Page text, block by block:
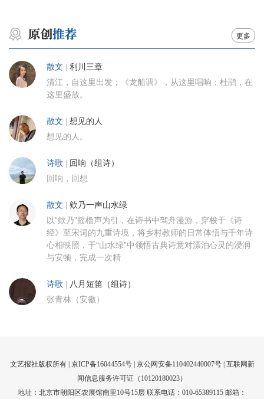
更多
散文 利川三章
清江，自这里出发；《龙船调》，从这里唱响；杜鹃，在
这里盛放。
散文 想见的人
想见的人。
诗歌 回响（组诗）
回响，回想
散文 欸乃一声山水绿
以“欸乃”摇橹声为引，在诗书中驾舟漫游，穿梭于《诗
经》至宋词的九重诗境，将乡村教师的日常体悟与千年诗
心相映照，于“山水绿”中领悟古典诗意对漂泊心灵的浸润
与安顿，完成一次精
诗歌 八月短笛（组诗）
张青林（安徽）
文艺报社版权所有 | 京ICP备16044554号| 京公网安备110402440007号 | 互联网新
闻信息服务许可证（10120180023）
地址：北京市朝阳区农展馆南里10号15层 联系电话：010-65389115 邮箱：